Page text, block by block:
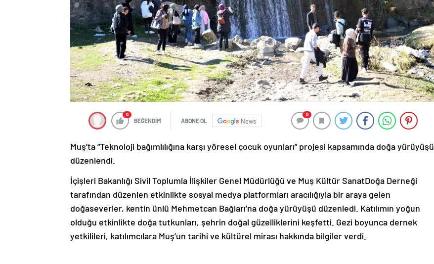
0
BEĞENDİM ABONE OL News
0
Muş’ta “Teknoloji bağımlılığına karşı yöresel çocuk oyunları” projesi kapsamında doğa yürüyüşü
düzenlendi.
İçişleri Bakanlığı Sivil Toplumla İlişkiler Genel Müdürlüğü ve Muş Kültür SanatDoğa Derneği
tarafından düzenlen etkinlikte sosyal medya platformları aracılığıyla bir araya gelen
doğaseverler, kentin ünlü Mehmetcan Bağları’na doğa yürüyüşü düzenledi. Katılımın yoğun
olduğu etkinlikte doğa tutkunları, şehrin doğal güzelliklerini keşfetti. Gezi boyunca dernek
yetkilileri, katılımcılara Muş’un tarihi ve kültürel mirası hakkında bilgiler verdi.